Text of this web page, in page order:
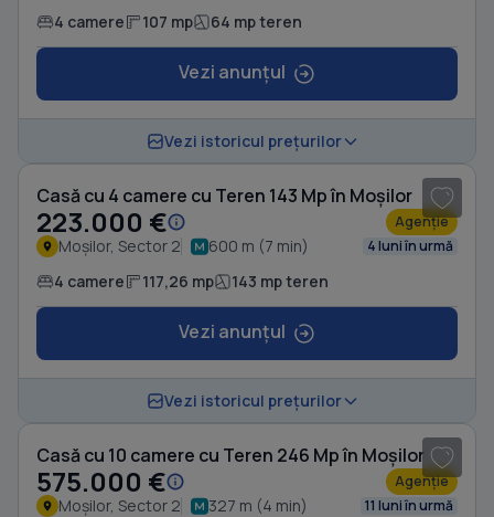
4 camere 107 mp 64 mp teren
Vezi anunțul
Vezi istoricul prețurilor
Casă cu 4 camere cu Teren 143 Mp în Moșilor
223.000 € Agenție
Moșilor, Sector 2 600 m (7 min) 4 luni în urmă
4 camere 117,26 mp 143 mp teren
Vezi anunțul
Vezi istoricul prețurilor
Casă cu 10 camere cu Teren 246 Mp în Moșilor
575.000 € Agenție
Moșilor, Sector 2 327 m (4 min) 11 luni în urmă